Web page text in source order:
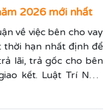
2026 mới nhất
về việc bên cho vay
thời hạn nhất định để
lãi, trả gốc cho bên
kết. Luật Trí Nam